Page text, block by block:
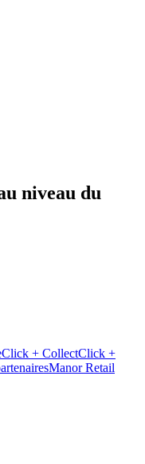
niveau du
Click + CollectClick +
Manor Retail